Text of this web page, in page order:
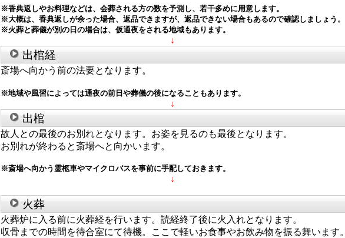
※香典返しやお料理などは、会葬される方の数を予測し、若干多めに用意します。
※大概は、香典返しが余った場合、返品できますが、返品できない場合もあるので確認しましょう。
※火葬と葬儀が別の日の場合は、仮通夜をされる地域もあります。
↓
出棺経
斎場へ向かう前の法要となります。
※地域や風習によっては通夜の前日や葬儀の後になることもあります。
↓
出棺
故人との最後のお別れとなります。お姿を見るのも最後となります。
お別れが終わると斎場へと向かいます。
※斎場へ向かう霊柩車やマイクロバスを事前に手配しておきます。
↓
火葬
火葬炉に入る前に火葬経を行います。読経終了後に火入れとなります。
収骨までの時間を待合室にて待機。ここで軽いお食事やお飲み物を振る舞います。